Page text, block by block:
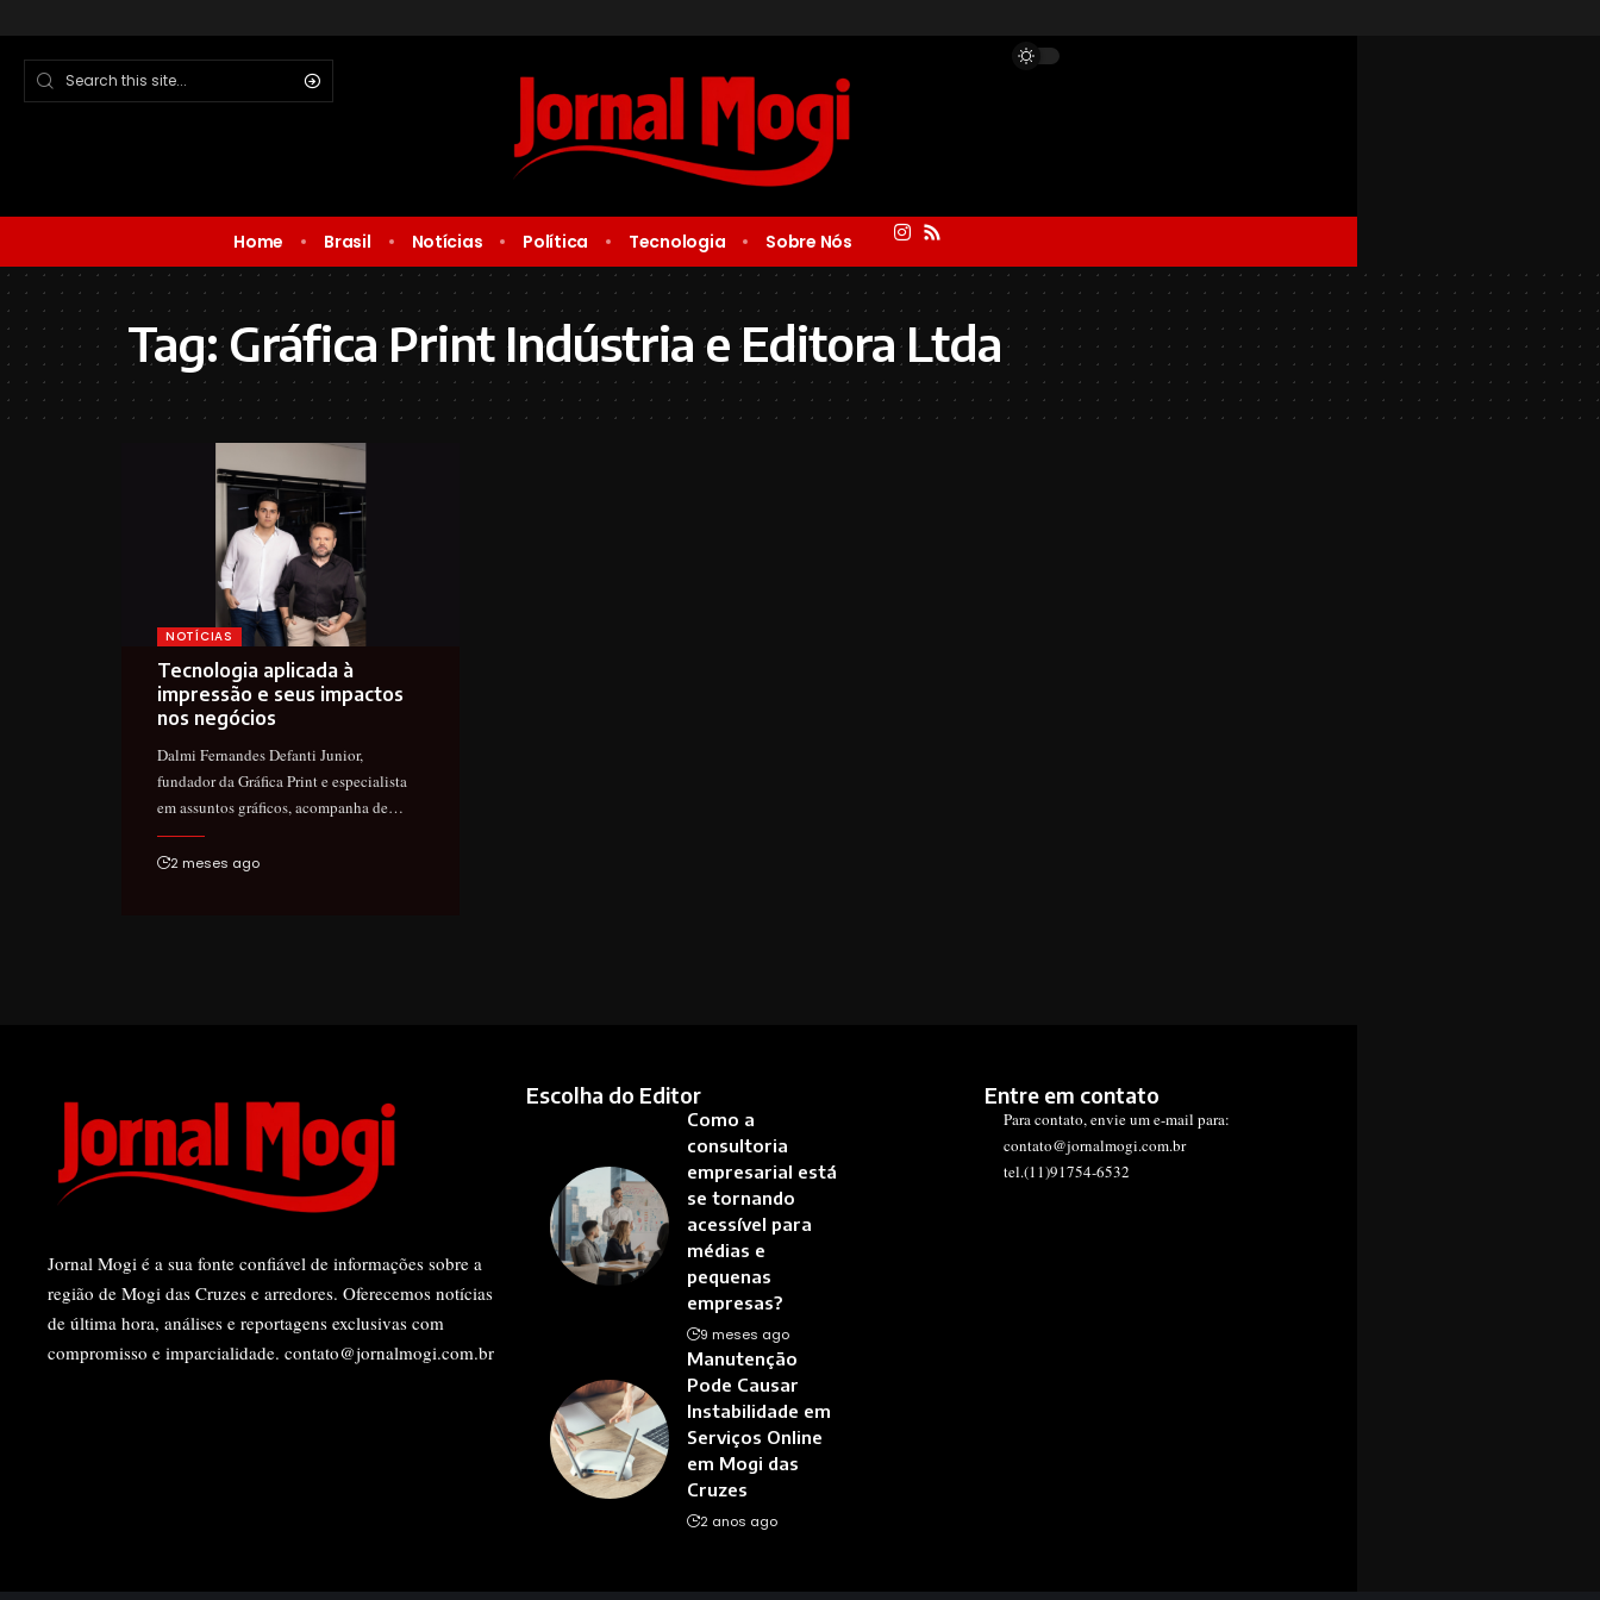
Home Brasil Notícias Política Tecnologia Sobre Nós
Tag:Gráfica Print Indústria e Editora Ltda
NOTÍCIAS
Tecnologia aplicada à
impressão e seus impactos
nos negócios
Dalmi Fernandes Defanti Junior,
fundador da Gráfica Print e especialista
em assuntos gráficos, acompanha de…
2 meses ago
Jornal Mogi é a sua fonte confiável de informações sobre a
região de Mogi das Cruzes e arredores. Oferecemos notícias
de última hora, análises e reportagens exclusivas com
compromisso e imparcialidade. contato@jornalmogi.com.br
Escolha do Editor
Como a
consultoria
empresarial está
se tornando
acessível para
médias e
pequenas
empresas?
9 meses ago
Manutenção
Pode Causar
Instabilidade em
Serviços Online
em Mogi das
Cruzes
2 anos ago
Entre em contato
Para contato, envie um e-mail para:
contato@jornalmogi.com.br
tel.(11)91754-6532